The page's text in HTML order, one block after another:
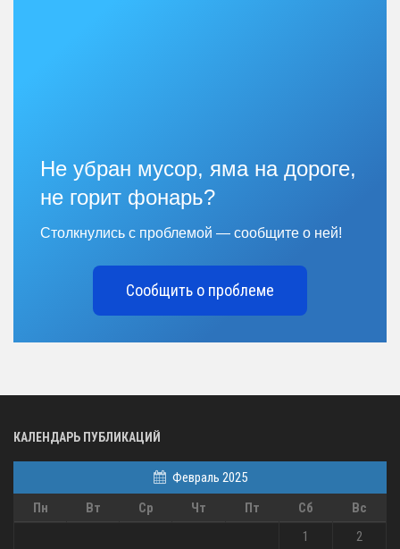
Не убран мусор, яма на дороге,
не горит фонарь?
Столкнулись с проблемой — сообщите о ней!
Сообщить о проблеме
КАЛЕНДАРЬ ПУБЛИКАЦИЙ
Февраль 2025
Пн
Вт Ср Чт Пт Сб
Вс
1
2